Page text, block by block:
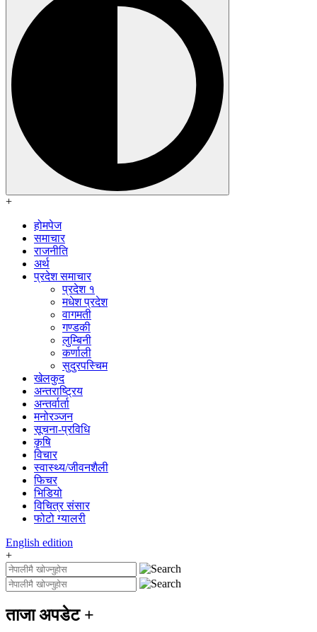
+
होमपेज
समाचार
राजनीति
अर्थ
प्रदेश समाचार
प्रदेश १
मधेश प्रदेश
वागमती
गण्डकी
लुम्बिनी
कर्णाली
सुदुरपस्चिम
खेलकुद
अन्तराष्ट्रिय
अन्तर्वार्ता
मनोरञ्जन
सूचना-प्रविधि
कृषि
विचार
स्वास्थ्य/जीवनशैली
फिचर
भिडियो
विचित्र संसार
फोटो ग्यालरी
English edition
+
ताजा अपडेट +